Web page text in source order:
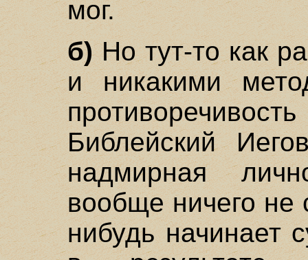
мог.
б)Но тут-то как
и никакими
Библейский
надмирная
вообще ничего не
нибудь начинает